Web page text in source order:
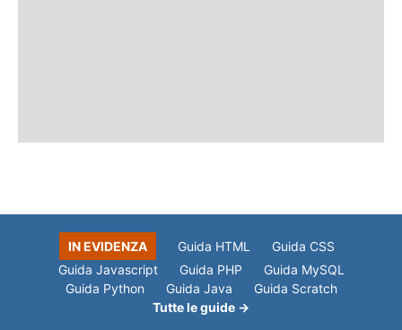
IN EVIDENZA Guida HTML
Guida CSS
Guida Javascript
Guida PHP
Guida MySQL
Guida Python
Guida Java
Guida Scratch
Tutte le guide →